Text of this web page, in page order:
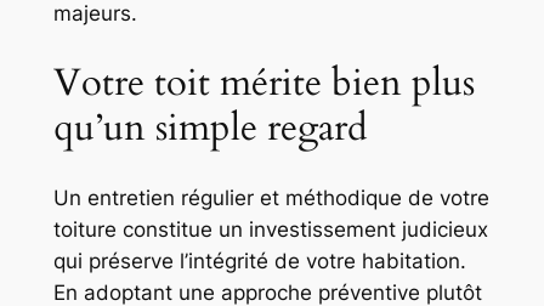
majeurs.
Votre toit mérite bien plus
qu’un simple regard
Un entretien régulier et méthodique de votre
toiture constitue un investissement judicieux
qui préserve l’intégrité de votre habitation.
En adoptant une approche préventive plutôt